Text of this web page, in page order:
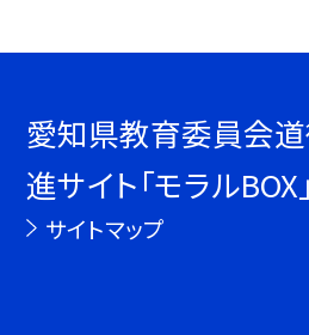
愛知県教育委員会
進サイト「モラルBOX」
サイトマップ